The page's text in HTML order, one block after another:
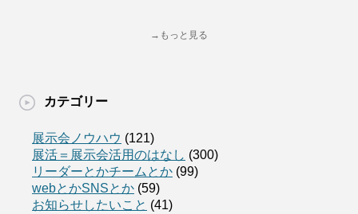
→もっと見る
カテゴリー
展示会ノウハウ (121)
展活＝展示会活用のはなし (300)
リーダーとかチームとか (99)
webとかSNSとか (59)
お知らせしたいこと (41)